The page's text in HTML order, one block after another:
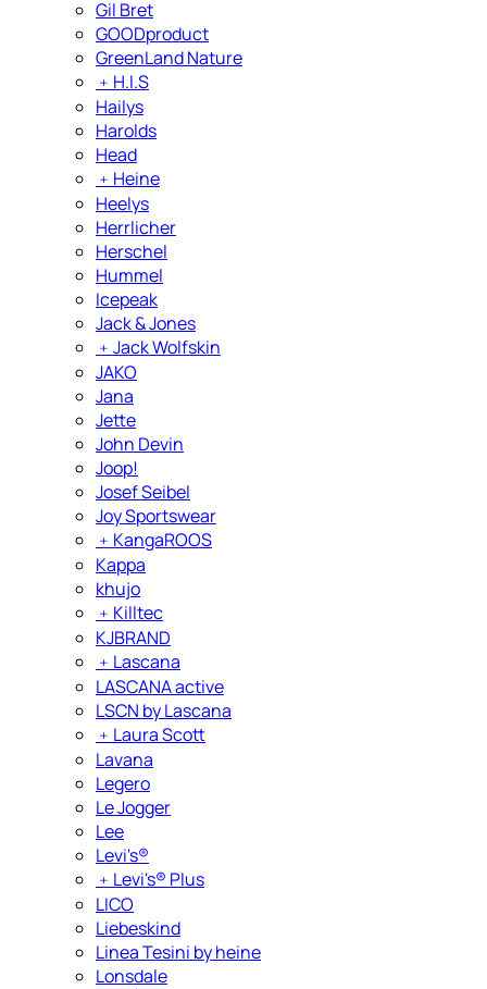
Gil Bret
GOODproduct
GreenLand Nature
﹢ H.I.S
Hailys
Harolds
Head
﹢ Heine
Heelys
Herrlicher
Herschel
Hummel
Icepeak
Jack & Jones
﹢ Jack Wolfskin
JAKO
Jana
Jette
John Devin
Joop!
Josef Seibel
Joy Sportswear
﹢ KangaROOS
Kappa
khujo
﹢ Killtec
KJBRAND
﹢ Lascana
LASCANA active
LSCN by Lascana
﹢ Laura Scott
Lavana
Legero
Le Jogger
Lee
Levi's®
﹢ Levi's® Plus
LICO
Liebeskind
Linea Tesini by heine
Lonsdale